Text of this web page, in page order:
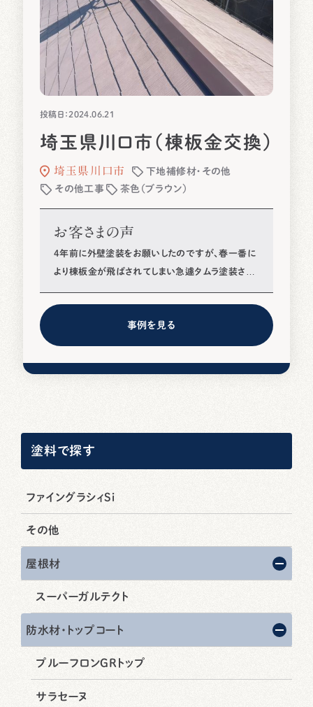
投稿日：2024.06.21
埼玉県川口市（棟板金交換）
埼玉県川口市
下地補修材・その他
その他工事
茶色（ブラウン）
お客さまの声
4年前に外壁塗装をお願いしたのですが、春一番に
より棟板金が飛ばされてしまい急遽タムラ塗装さん
をして雨漏りしないよいう対処してくださりとても助
事例を見る
塗料で探す
ファイングラシィSi
その他
屋根材
スーパーガルテクト
防水材・トップコート
プルーフロンGRトップ
サラセーヌ